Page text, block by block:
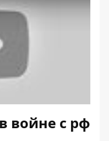
войне с рф